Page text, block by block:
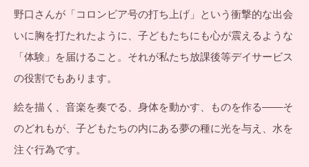
野口さんが「コロンビア号の打ち上げ」という衝撃的な出会
いに胸を打たれたように、子どもたちにも心が震えるような
「体験」を届けること。それが私たち放課後等デイサービス
の役割でもあります。
絵を描く、音楽を奏でる、身体を動かす、ものを作る――そ
のどれもが、子どもたちの内にある夢の種に光を与え、水を
注ぐ行為です。